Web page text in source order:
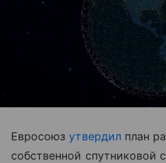
Евросоюзутвердилплан
собственной спутниковой